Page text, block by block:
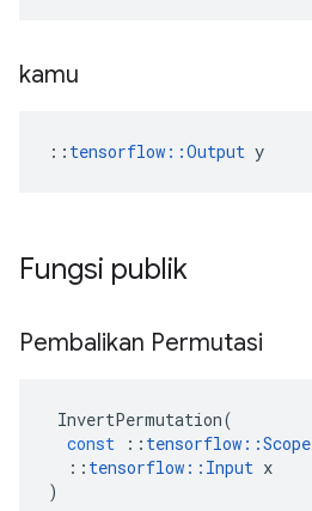
kamu
:: tensorflow::Output y
Fungsi publik
Pembalikan Permutasi
InvertPermutation(
const
:: tensorflow ::Scope
:: tensorflow :: Input x
)